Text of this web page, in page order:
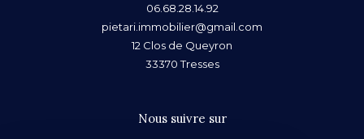
06.68.28.14.92
pietari.immobilier@gmail.com
12 Clos de Queyron
33370 Tresses
nous suivre sur